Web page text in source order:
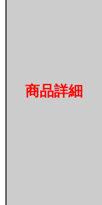
商品詳細